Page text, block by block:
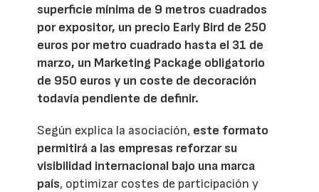
superficie mínima de 9 metros cuadrados
por expositor, un precio Early Bird de 250
euros por metro cuadrado hasta el 31 de
marzo, un Marketing Package obligatorio
de 950 euros y un coste de decoración
todavía pendiente de definir.
Según explica la asociación, este formato
permitirá a las empresas reforzar su
visibilidad internacional bajo una marca
país, optimizar costes de participación y